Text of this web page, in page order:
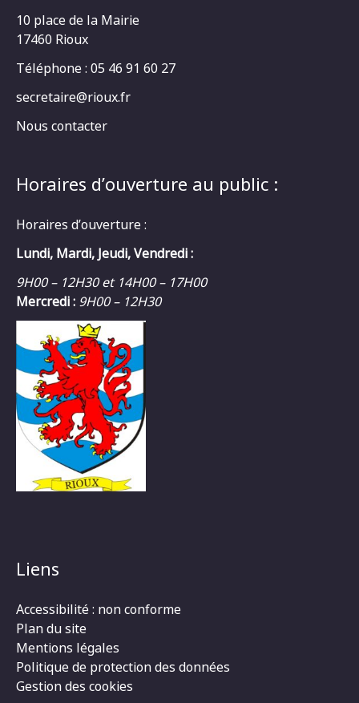
10 place de la Mairie
17460 Rioux
Téléphone : 05 46 91 60 27
secretaire@rioux.fr
Nous contacter
Horaires d’ouverture au public :
Horaires d’ouverture :
Lundi, Mardi, Jeudi, Vendredi :
9H00 – 12H30 et 14H00 – 17H00
Mercredi : 9H00 – 12H30
Liens
Accessibilité : non conforme
Plan du site
Mentions légales
Politique de protection des données
Gestion des cookies